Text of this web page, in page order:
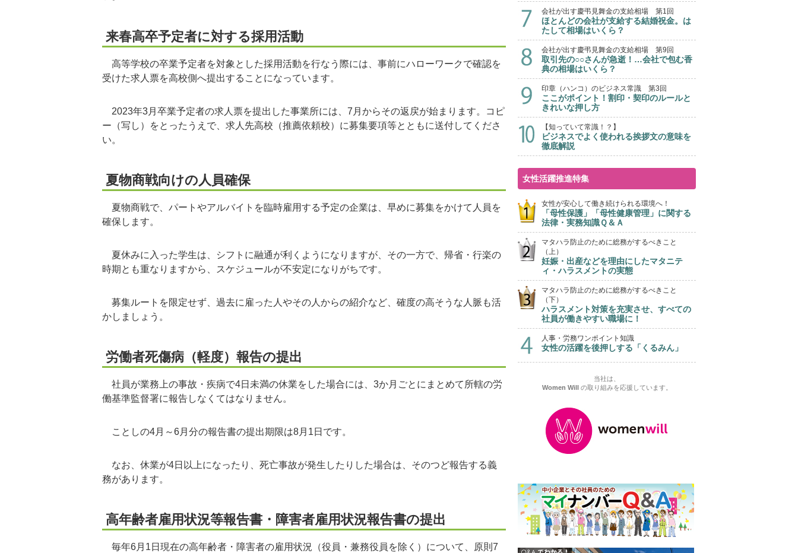
来春高卒予定者に対する採用活動
高等学校の卒業予定者を対象とした採用活動を行なう際には、事前にハローワークで確認を
受けた求人票を高校側へ提出することになっています。
2023年3月卒業予定者の求人票を提出した事業所には、7月からその返戻が始まります。コピ
ー（写し）をとったうえで、求人先高校（推薦依頼校）に募集要項等とともに送付してくださ
い。
夏物商戦向けの人員確保
夏物商戦で、パートやアルバイトを臨時雇用する予定の企業は、早めに募集をかけて人員を
確保します。
夏休みに入った学生は、シフトに融通が利くようになりますが、その一方で、帰省・行楽の
時期とも重なりますから、スケジュールが不安定になりがちです。
募集ルートを限定せず、過去に雇った人やその人からの紹介など、確度の高そうな人脈も活
かしましょう。
労働者死傷病（軽度）報告の提出
社員が業務上の事故・疾病で4日未満の休業をした場合には、3か月ごとにまとめて所轄の労
働基準監督署に報告しなくてはなりません。
ことしの4月～6月分の報告書の提出期限は8月1日です。
なお、休業が4日以上になったり、死亡事故が発生したりした場合は、そのつど報告する義
務があります。
高年齢者雇用状況等報告書・障害者雇用状況報告書の提出
毎年6月1日現在の高年齢者・障害者の雇用状況（役員・兼務役員を除く）について、原則7
会社が出す慶弔見舞金の支給相場 第1回
ほとんどの会社が支給する結婚祝金。は
たして相場はいくら？
会社が出す慶弔見舞金の支給相場 第9回
取引先の○○さんが急逝！…会社で包む香
典の相場はいくら？
印章（ハンコ）のビジネス常識 第3回
ここがポイント！割印・契印のルールと
きれいな押し方
【知っていて常識！？】
ビジネスでよく使われる挨拶文の意味を
徹底解説
女性活躍推進特集
女性が安心して働き続けられる環境へ！
「母性保護」「母性健康管理」に関する
法律・実務知識Ｑ＆Ａ
マタハラ防止のために総務がするべきこと
（上）
妊娠・出産などを理由にしたマタニテ
ィ・ハラスメントの実態
マタハラ防止のために総務がするべきこと
（下）
ハラスメント対策を充実させ、すべての
社員が働きやすい職場に！
人事・労務ワンポイント知識
女性の活躍を後押しする「くるみん」
当社は、
Women Willの取り組みを応援しています。